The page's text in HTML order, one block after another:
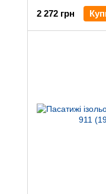
2 272 грн